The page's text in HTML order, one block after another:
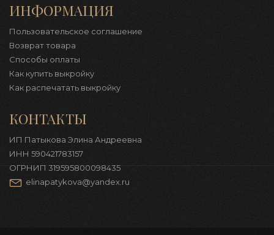
ИНФОРМАЦИЯ
Пользовательское соглашение
Возврат товара
Способы оплаты
Как купить выкройку
Как распечатать выкройку
КОНТАКТЫ
ИП Патыкова Элина Андреевна
ИНН 590421783157
ОГРНИП 319595800098435
elinapatykova@yandex.ru